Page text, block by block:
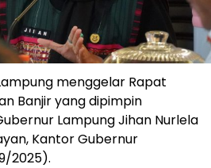
menggelar Rapat
Banjir yang dipimpin
Lampung Jihan Nurlela
Kantor Gubernur
2025).